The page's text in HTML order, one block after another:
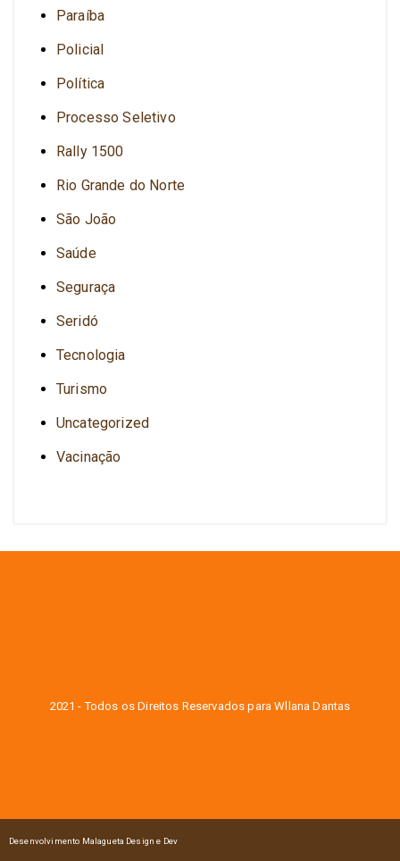
Paraíba
Policial
Política
Processo Seletivo
Rally 1500
Rio Grande do Norte
São João
Saúde
Seguraça
Seridó
Tecnologia
Turismo
Uncategorized
Vacinação
2021 - Todos os Direitos Reservados para Wllana Dantas
Desenvolvimento Malagueta Design e Dev